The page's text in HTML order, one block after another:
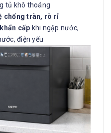
tủ khô thoáng
chống tràn, rò rỉ
cấp khi ngập nước,
điện yếu